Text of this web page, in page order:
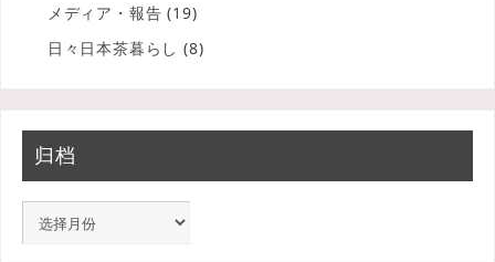
メディア・報告 (19)
日々日本茶暮らし (8)
归档